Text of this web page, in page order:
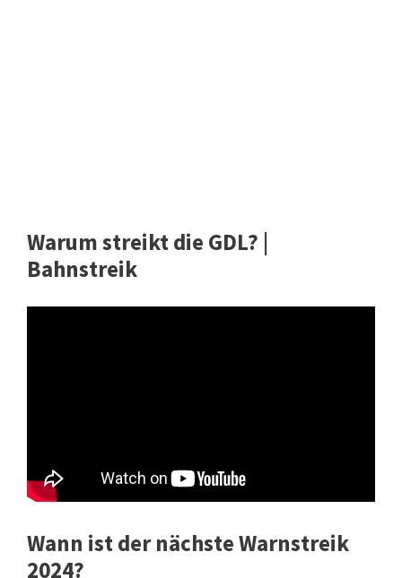
Warum streikt die GDL? |
Bahnstreik
Wann ist der nächste Warnstreik
2024?